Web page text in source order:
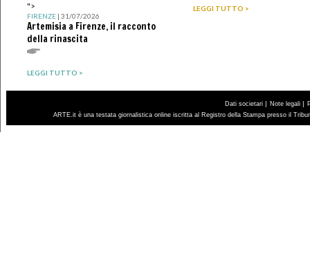
">
FIRENZE| 31/07/2026
Artemisia a Firenze, il racconto
della rinascita
LEGGI TUTTO >
LEGGI TUTTO >
Dati societari | Note legali |
ARTE.it è una testata giornalistica online iscritta al Registro della Stampa presso il